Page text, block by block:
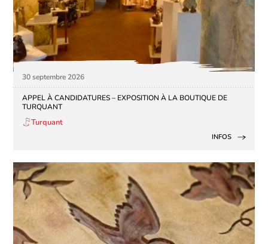
30 septembre 2026
APPEL À CANDIDATURES – EXPOSITION À LA BOUTIQUE DE
TURQUANT
Turquant
INFOS